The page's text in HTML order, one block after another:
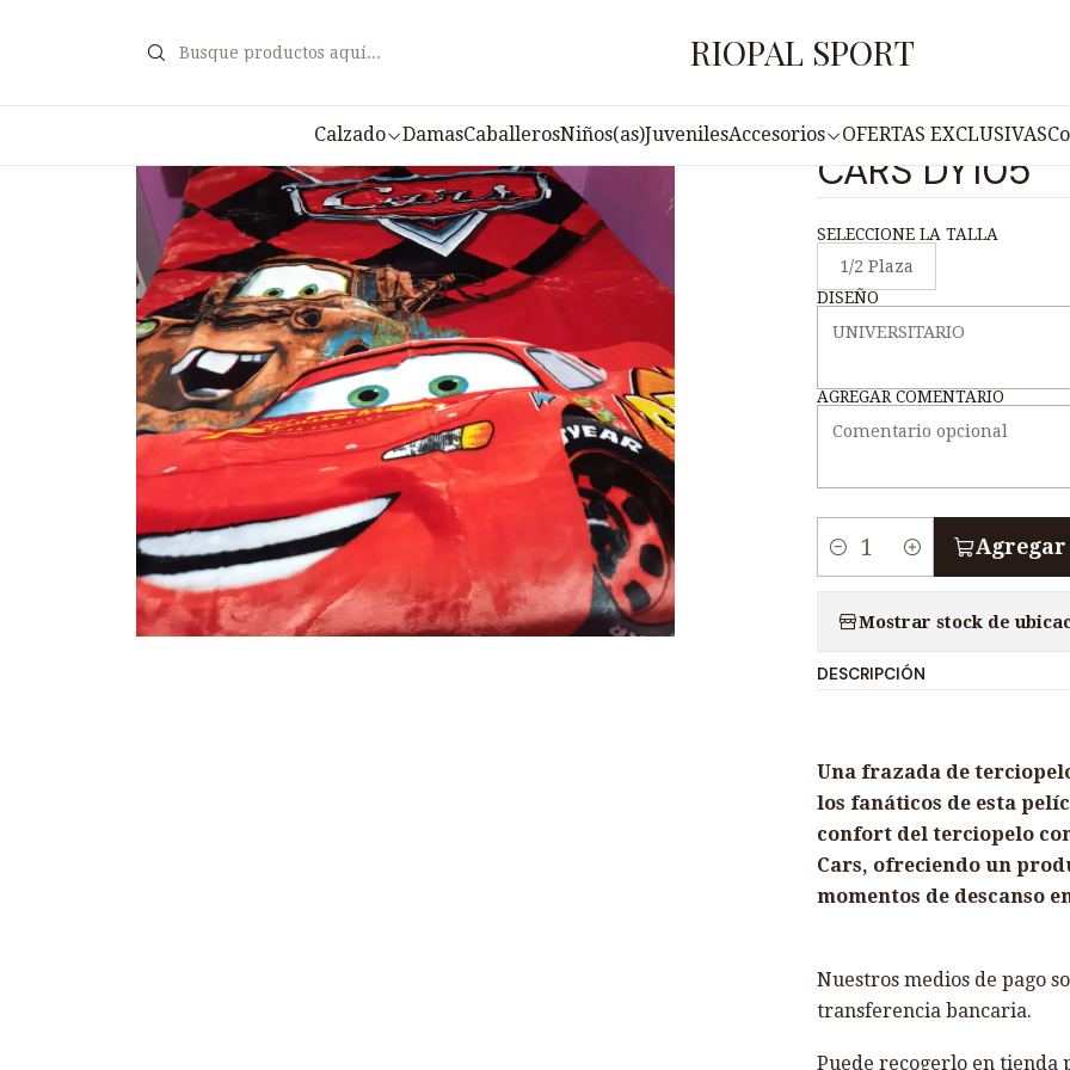
RIOPAL SPORT
Calzado DamasCaballerosNiños(as)JuvenilesAccesorios OFERTAS EXCLUSIVAS
|
FRAZADA
CARS DY105
SELECCIONE LA TALLA
1/2 Plaza
DISEÑO
AGREGAR COMENTARIO
i
d
Mostrar stock de
DESCRIPCIÓN
Una frazada de
los fanáticos de esta
confort del terciopelo
Cars, ofreciendo un
momentos de descanso
Nuestros medios de pago
transferencia bancaria.
Puede recogerlo en tienda